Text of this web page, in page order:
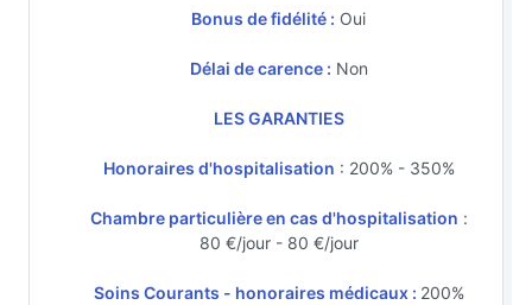
Bonus de fidélité : Oui
Délai de carence : Non
LES GARANTIES
Honoraires d'hospitalisation : 200% - 350%
Chambre particulière en cas d'hospitalisation :
80 €/jour - 80 €/jour
Soins Courants - honoraires médicaux : 200%